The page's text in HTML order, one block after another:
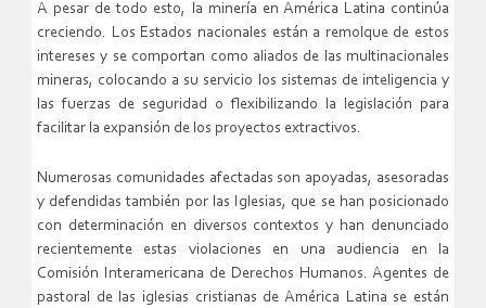
A pesar de todo esto, la minería en América Latina continúa
creciendo. Los Estados nacionales están a remolque de estos
intereses y se comportan como aliados de las multinacionales
mineras, colocando a su servicio los sistemas de inteligencia y
las fuerzas de seguridad o flexibilizando la legislación para
facilitar la expansión de los proyectos extractivos.
Numerosas comunidades afectadas son apoyadas, asesoradas
y defendidas también por las Iglesias, que se han posicionado
con determinación en diversos contextos y han denunciado
recientemente estas violaciones en una audiencia en la
Comisión Interamericana de Derechos Humanos. Agentes de
pastoral de las iglesias cristianas de América Latina se están